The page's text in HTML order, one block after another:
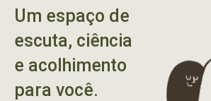
Um espaço de
escuta, ciência
e acolhimento
para você.